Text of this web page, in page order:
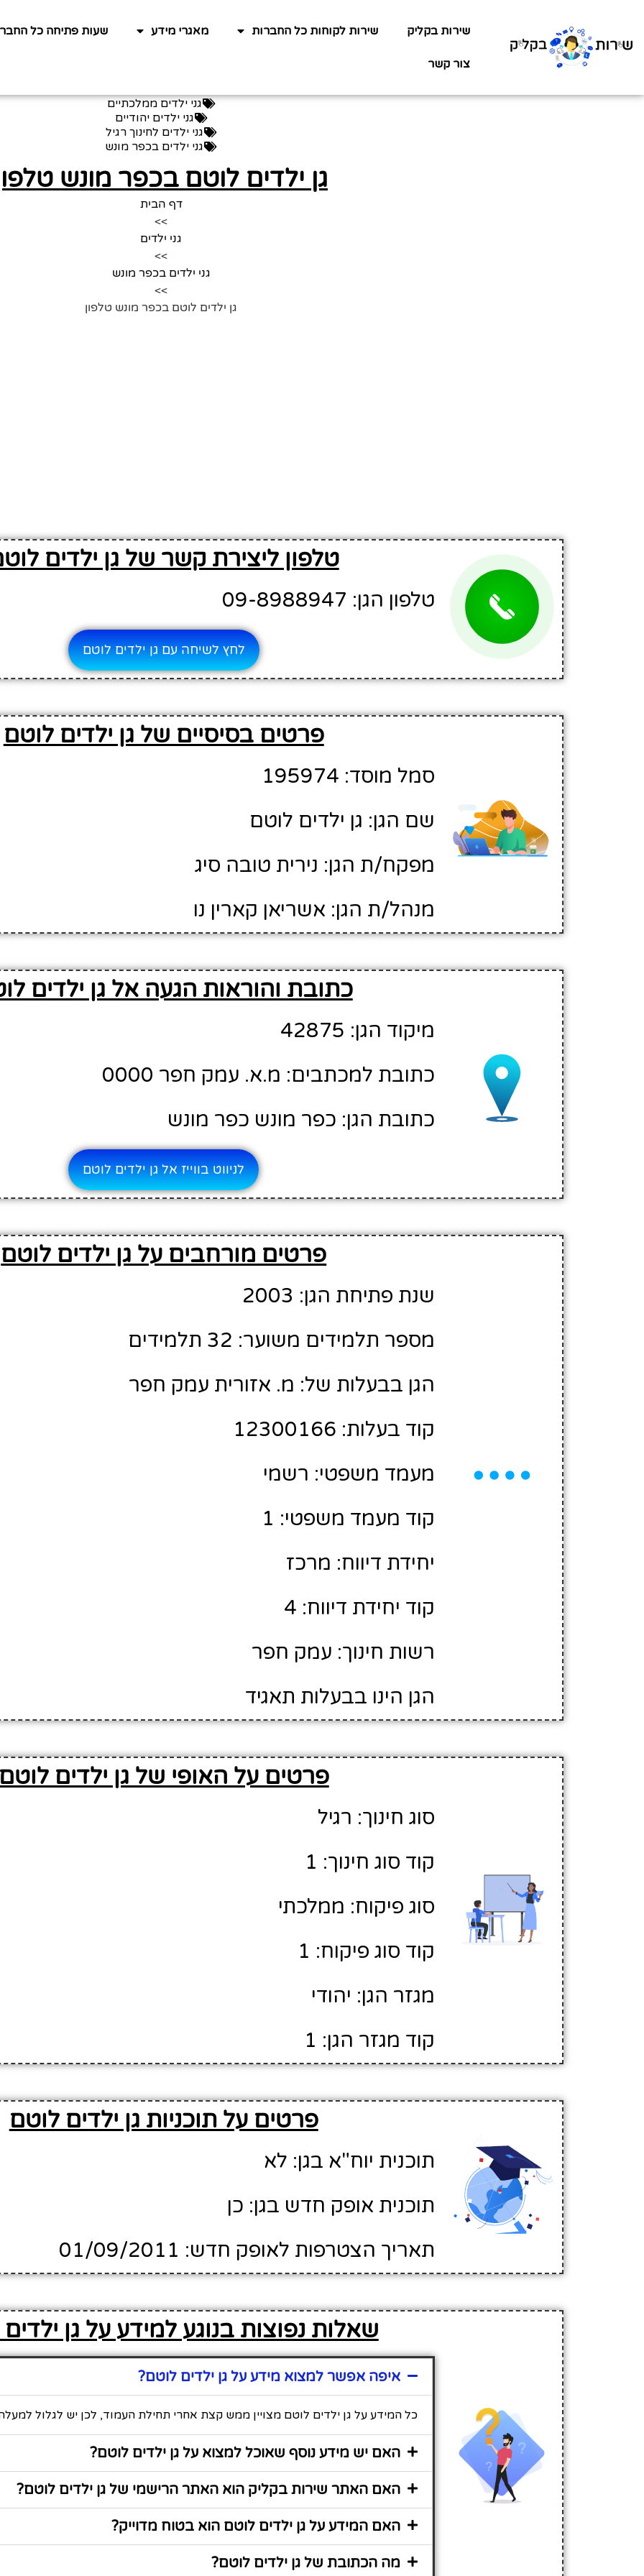
שירות בקליק שירות לקוחות כל החברות מאגרי מידע שעות פתיחה כל
צור קשר
גני ילדים ממלכתיים
גני ילדים יהודיים
גני ילדים לחינוך רגיל
גני ילדים בכפר מונש
גן ילדים לוטם בכפר מונש
דף הבית
>>
גני ילדים
>>
גני ילדים בכפר מונש
>>
גן ילדים לוטם בכפר מונש טלפון
טלפון ליצירת קשר של גן ילדים
טלפון הגן: 09-8988947
לחץ לשיחה עם גן ילדים לוטם
פרטים בסיסיים של גן ילדים לוטם
סמל מוסד: 195974
שם הגן: גן ילדים לוטם
מפקח/ת הגן: נירית טובה סיג
מנהל/ת הגן: אשריאן קארין נו
כתובת והוראות הגעה אל גן ילדים
מיקוד הגן: 42875
כתובת למכתבים: מ.א. עמק חפר 0000
כתובת הגן: כפר מונש כפר מונש
לניווט בווייז אל גן ילדים לוטם
פרטים מורחבים על גן ילדים לוטם
שנת פתיחת הגן: 2003
מספר תלמידים משוער: 32 תלמידים
הגן בבעלות של: מ. אזורית עמק חפר
קוד בעלות: 12300166
מעמד משפטי: רשמי
קוד מעמד משפטי: 1
יחידת דיווח: מרכז
קוד יחידת דיווח: 4
רשות חינוך: עמק חפר
הגן הינו בבעלות תאגיד
פרטים על האופי של גן ילדים
סוג חינוך: רגיל
קוד סוג חינוך: 1
סוג פיקוח: ממלכתי
קוד סוג פיקוח: 1
מגזר הגן: יהודי
קוד מגזר הגן: 1
פרטים על תוכניות גן ילדים לוטם
תוכנית יוח"א בגן: לא
תוכנית אופק חדש בגן: כן
תאריך הצטרפות לאופק חדש: 01/09/2011
שאלות נפוצות בנוגע למידע על גן
איפה אפשר למצוא מידע על גן ילדים לוטם?
כל המידע על גן ילדים לוטם מצויין ממש קצת אחרי תחילת העמוד, לכן יש לגלול
האם יש מידע נוסף שאוכל למצוא על גן ילדים לוטם?
האם האתר שירות בקליק הוא האתר הרישמי של גן ילדים לוטם?
האם המידע על גן ילדים לוטם הוא בטוח מדוייק?
מה הכתובת של גן ילדים לוטם?